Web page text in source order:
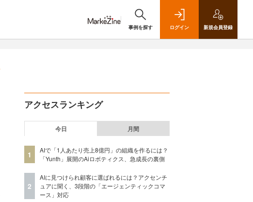
事例を探す ログイン 新規会員登録
アクセスランキング
今日 月間
1
AIで「1人あたり売上8億円」の組織を作るには？
「Yunth」展開のAiロボティクス、急成長の裏側
2
AIに見つけられ顧客に選ばれるには？アクセンチ
ュアに聞く、3段階の「エージェンティックコマ
ース」対応